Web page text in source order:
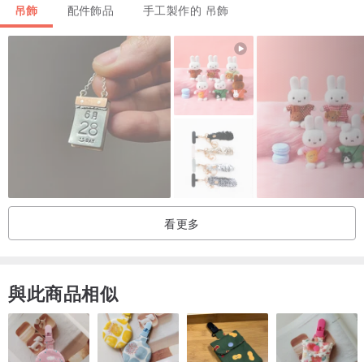
◆ 五金（金屬金色）
◆ 具備防水、防褪色、防汙處理
從小孩到長輩都非常受歡迎！掛在汽車鑰匙上也能展現閃耀的亮點。
※ 若您希望移除緞帶，請與我們聯繫，我們將為您處理。
吊飾 配件飾品 手工製作的 吊飾
看更多
與此商品相似